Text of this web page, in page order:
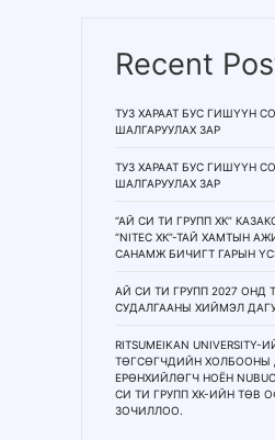
Recent
ТУЗ ХАРААТ БУС ГИШҮҮН
ШАЛГАРУУЛАХ ЗАР
ТУЗ ХАРААТ БУС ГИШҮҮН
ШАЛГАРУУЛАХ ЗАР
“АЙ СИ ТИ ГРУПП ХК”
“NITEC ХК”-ТАЙ ХАМТЫН
САНАМЖ БИЧИГТ ГАРЫН
АЙ СИ ТИ ГРУПП 2027 ОНД
СУДАЛГААНЫ ХИЙМЭЛ
RITSUMEIKAN UNIVERSITY-
ТӨГСӨГЧДИЙН ХОЛБООНЫ
ЕРӨНХИЙЛӨГЧ НОЁН
СИ ТИ ГРУПП ХК-ИЙН ТӨВ
ЗОЧИЛЛОО.